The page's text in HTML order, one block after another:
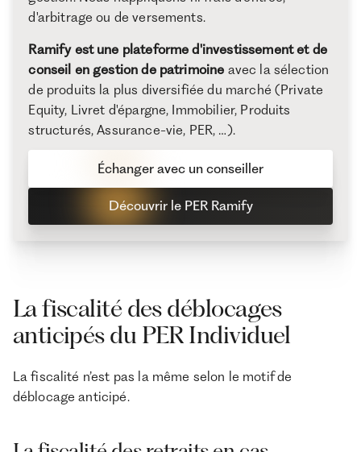
d'arbitrage ou de versements.
Ramify est une plateforme d'investissement et de
conseil en gestion de patrimoine avec la sélection
de produits la plus diversifiée du marché (Private
Equity, Livret d'épargne, Immobilier, Produits
structurés, Assurance-vie, PER, …).
Découvrir le PER Ramify
Échanger avec un conseiller
La fiscalité des déblocages
anticipés du PER Individuel
La fiscalité n’est pas la même selon le motif de
déblocage anticipé.